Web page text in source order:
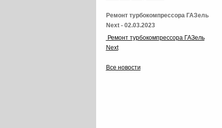
Ремонт турбокомпрессора ГАЗель
Next - 02.03.2023
Ремонт турбокомпрессора ГАЗель
Next
Все новости